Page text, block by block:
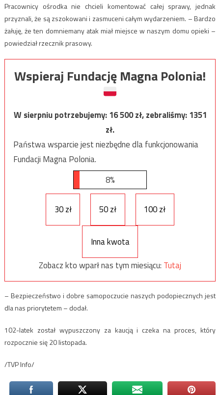
Pracownicy ośrodka nie chcieli komentować całej sprawy, jednak
przyznali, że są zszokowani i zasmuceni całym wydarzeniem. – Bardzo
żałuję, że ten domniemany atak miał miejsce w naszym domu opieki –
powiedział rzecznik prasowy.
Wspieraj Fundację Magna Polonia!
W sierpniu potrzebujemy:16 500zł, zebraliśmy:1351
zł.
Państwa wsparcie jest niezbędne dla funkcjonowania
Fundacji Magna Polonia.
8%
30 zł 50 zł 100 zł
Inna kwota
Zobacz kto wparł nas tym miesiącu: Tutaj
– Bezpieczeństwo i dobre samopoczucie naszych podopiecznych jest
dla nas priorytetem – dodał.
102-latek został wypuszczony za kaucją i czeka na proces, który
rozpocznie się 20 listopada.
/TVP Info/